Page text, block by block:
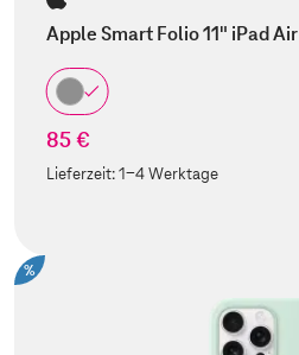
Apple Smart Folio 11" iPad Air
85 €
Lieferzeit:1-4 Werktage
%